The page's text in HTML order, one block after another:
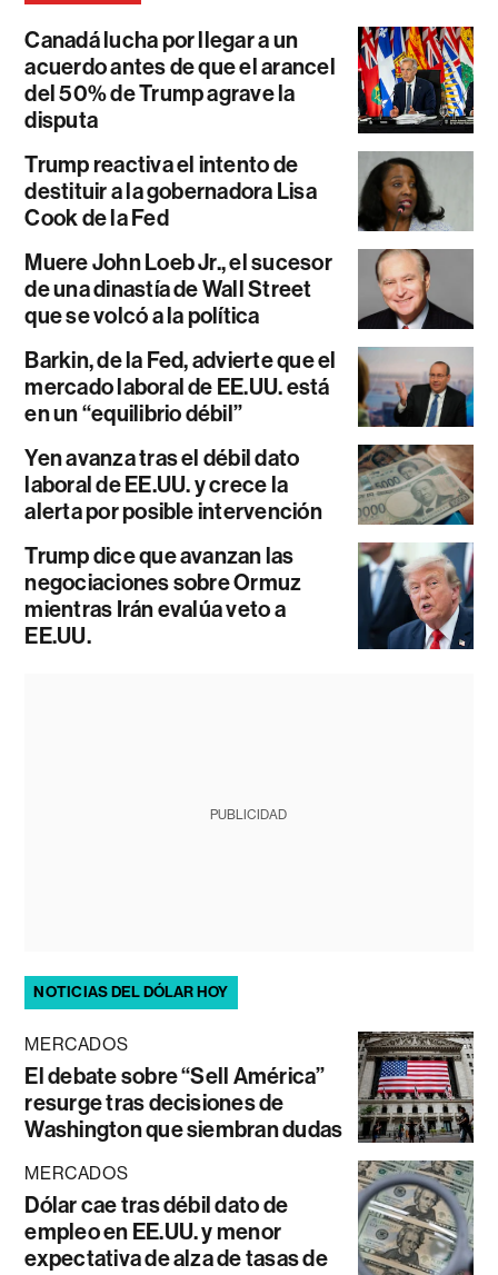
Canadá lucha por llegar a un
acuerdo antes de que el arancel
del 50% de Trump agrave la
disputa
Trump reactiva el intento de
destituir a la gobernadora Lisa
Cook de la Fed
Muere John Loeb Jr., el sucesor
de una dinastía de Wall Street
que se volcó a la política
Barkin, de la Fed, advierte que el
mercado laboral de EE.UU. está
en un “equilibrio débil”
Yen avanza tras el débil dato
laboral de EE.UU. y crece la
alerta por posible intervención
Trump dice que avanzan las
negociaciones sobre Ormuz
mientras Irán evalúa veto a
EE.UU.
PUBLICIDAD
NOTICIAS DEL DÓLAR HOY
MERCADOS
El debate sobre “Sell América”
resurge tras decisiones de
Washington que siembran dudas
MERCADOS
Dólar cae tras débil dato de
empleo en EE.UU. y menor
expectativa de alza de tasas de